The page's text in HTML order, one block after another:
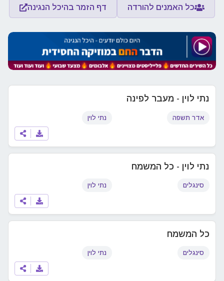
כל האמנים להורדה דף הזמר בהיכל הנגינה
נתי לוין - מעבר לפינה
אדר תשפה נתי לוין
נתי לוין - כל המשמח
סינגלים נתי לוין
כל המשמח
סינגלים נתי לוין